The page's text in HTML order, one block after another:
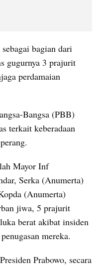
bagian dari
gugurnya 3 prajurit
perdamaian
Bangsa (PBB)
terkait keberadaan
Mayor Inf
Serka (Anumerta)
(Anumerta)
jiwa, 5 prajurit
berat akibat insiden
mereka.
Prabowo, secara